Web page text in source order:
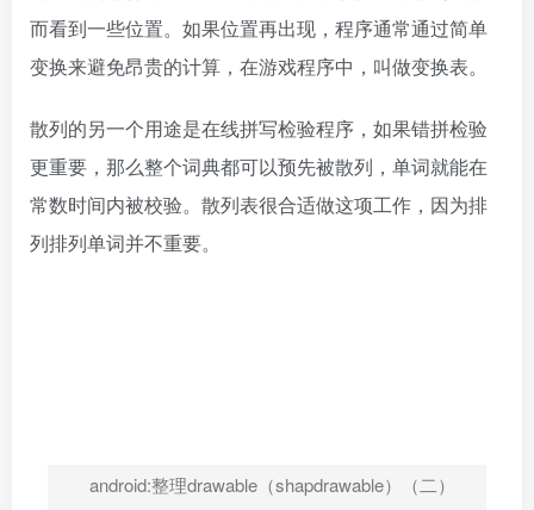
而看到一些位置。如果位置再出现，程序通常通过简单
变换来避免昂贵的计算，在游戏程序中，叫做变换表。
散列的另一个用途是在线拼写检验程序，如果错拼检验
更重要，那么整个词典都可以预先被散列，单词就能在
常数时间内被校验。散列表很合适做这项工作，因为排
列排列单词并不重要。
android:整理drawable（shapdrawable）（二）